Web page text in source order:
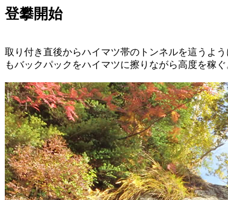
登攀開始
取り付き直後からハイマツ帯のトンネルを這うよ
もバックパックをハイマツに擦りながら高度を稼ぐ